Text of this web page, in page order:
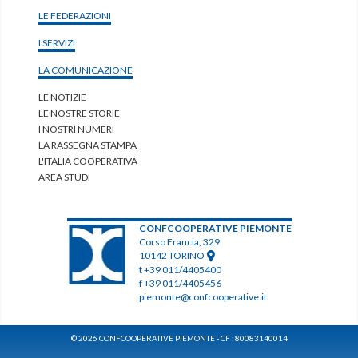
LE FEDERAZIONI
I SERVIZI
LA COMUNICAZIONE
LE NOTIZIE
LE NOSTRE STORIE
I NOSTRI NUMERI
LA RASSEGNA STAMPA
L'ITALIA COOPERATIVA
AREA STUDI
CONFCOOPERATIVE PIEMONTE
Corso Francia, 329
10142 TORINO
t +39 011/4405400
f +39 011/4405456
piemonte@confcooperative.it
© 2026 CONFCOOPERATIVE PIEMONTE - CF : 80083140014